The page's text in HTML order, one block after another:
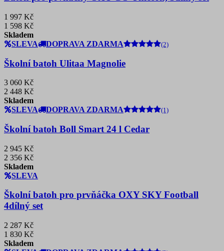
1 997 Kč
1 598 Kč
Skladem
SLEVA
DOPRAVA ZDARMA (2)
Školní batoh Ulitaa Magnolie
3 060 Kč
2 448 Kč
Skladem
SLEVA
DOPRAVA ZDARMA (1)
Školní batoh Boll Smart 24 l Cedar
2 945 Kč
2 356 Kč
Skladem
SLEVA
Školní batoh pro prvňáčka OXY SKY Football
4dílný set
2 287 Kč
1 830 Kč
Skladem